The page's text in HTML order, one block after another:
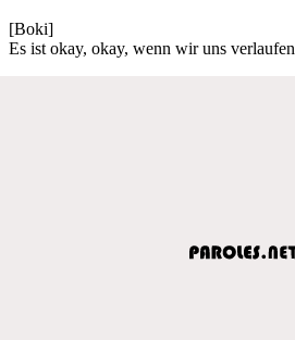
[Boki]
Es ist okay, okay, wenn wir uns verlaufen